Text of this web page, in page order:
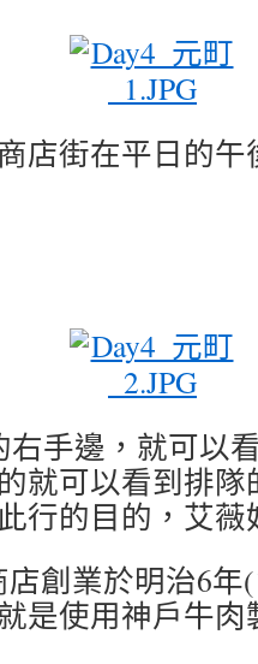
店街在平日的
右手邊，就可以
就可以看到排隊
行的目的，艾
創業於明治6年
是使用神戶牛